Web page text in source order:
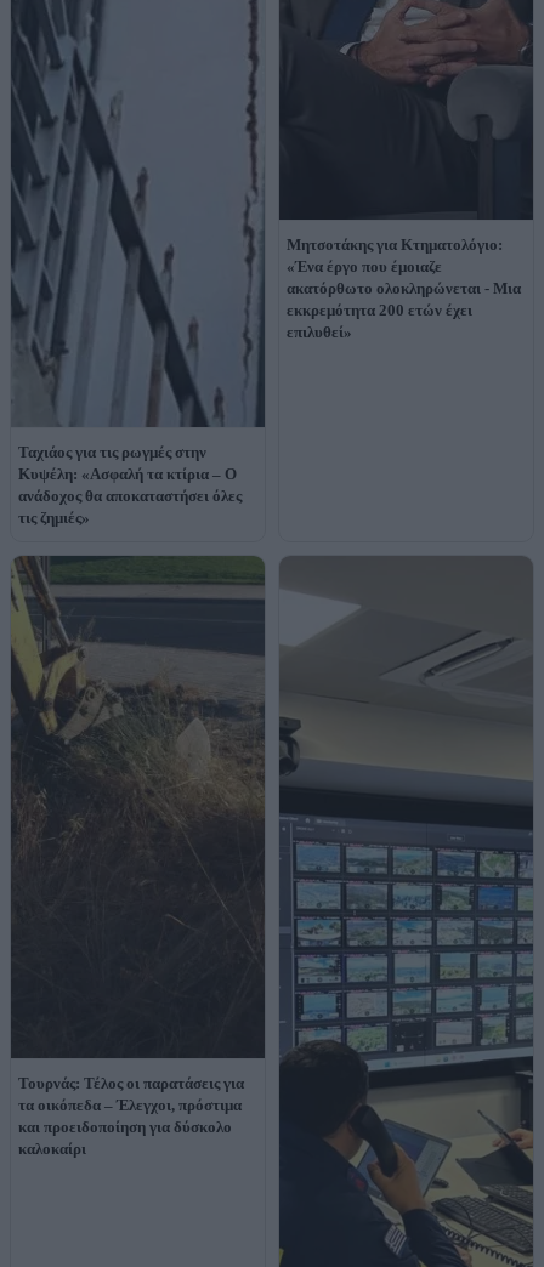
Ταχιάος για τις ρωγμές στην
Κυψέλη: «Ασφαλή τα κτίρια – Ο
ανάδοχος θα αποκαταστήσει όλες
τις ζημιές»
Μητσοτάκης για Κτηματολόγιο:
«Ένα έργο που έμοιαζε
ακατόρθωτο ολοκληρώνεται - Μια
εκκρεμότητα 200 ετών έχει
επιλυθεί»
Τουρνάς: Τέλος οι παρατάσεις για
τα οικόπεδα – Έλεγχοι, πρόστιμα
και προειδοποίηση για δύσκολο
καλοκαίρι